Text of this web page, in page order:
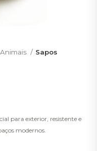
Animais Sapos
para exterior, resistente e
modernos.